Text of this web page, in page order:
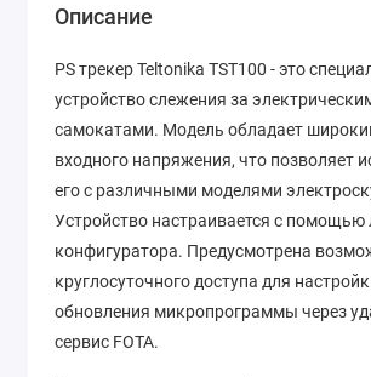
Описание
PS трекер Teltonika TST100 - это
устройство слежения за
самокатами. Модель обладает
входного напряжения, что позволяет
его с различными моделями
Устройство настраивается с помощью
конфигуратора. Предусмотрена
круглосуточного доступа для
обновления микропрограммы через
сервис FOTA.